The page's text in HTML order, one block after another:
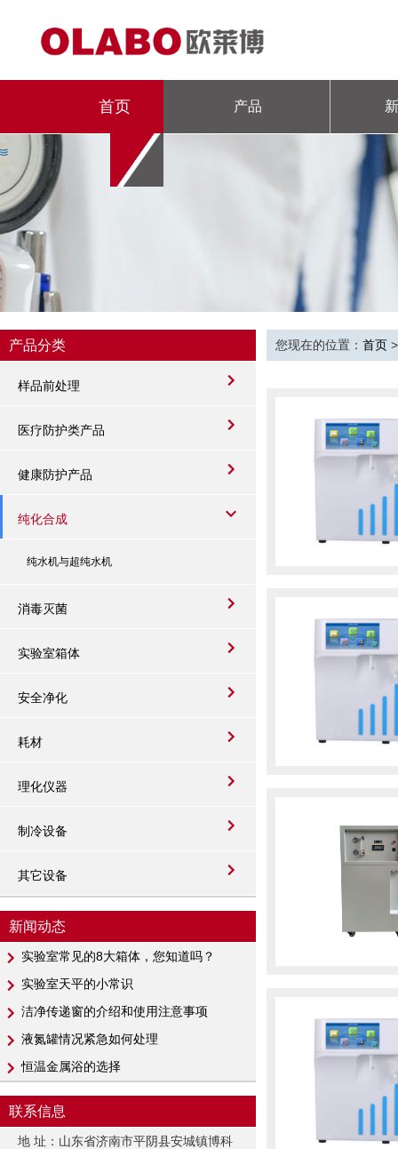
首页 产品
产品分类
样品前处理
医疗防护类产品
健康防护产品
纯化合成
纯水机与超纯水机
消毒灭菌
实验室箱体
安全净化
耗材
理化仪器
制冷设备
其它设备
新闻动态
实验室常见的8大箱体，您知道吗？
实验室天平的小常识
洁净传递窗的介绍和使用注意事项
液氮罐情况紧急如何处理
恒温金属浴的选择
联系信息
地 址：山东省济南市平阴县安城镇博科
您现在的位置： 首页